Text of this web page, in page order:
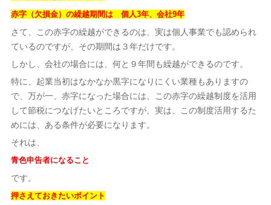
赤字（欠損金）の繰越期間は 個人3年、会社9年
さて、この赤字の繰越ができるのは、実は個人事業でも認められ
ているのですが、その期間は３年だけです。
しかし、会社の場合には、何と９年間も繰越ができるのです。
特に、起業当初はなかなか黒字になりにくい業種もありますの
で、万が一、赤字になった場合には、この赤字の繰越制度を活用
して節税につなげたいところですが、実は、この制度活用するた
めには、ある条件が必要になります。
それは、
青色申告者になること
です。
押さえておきたいポイント